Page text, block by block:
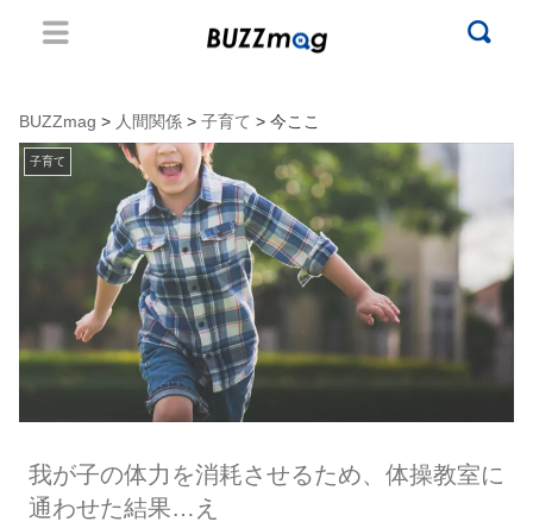
BUZZmag > 人間関係 > 子育て > 今ここ
子育て
我が子の体力を消耗させるため、体操教室に
通わせた結果…え